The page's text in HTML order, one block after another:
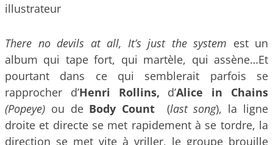
illustrateur
There no devils at all, It’s just the system est un
album qui tape fort, qui martèle, qui assène…Et
pourtant dans ce qui semblerait parfois se
rapprocher d’Henri Rollins, d’Alice in Chains
(Popeye) ou de Body Count (last song), la ligne
droite et directe se met rapidement à se tordre, la
direction se met vite à vriller, le groupe brouille